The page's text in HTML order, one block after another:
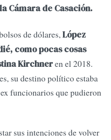
Cámara de Casación.
de dólares,López
como pocas cosas
Kirchneren el 2018.
su destino político estaba
funcionarios que pudieron
sus intenciones de volver